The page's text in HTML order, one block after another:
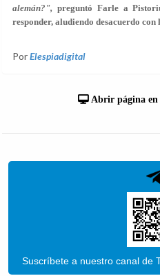
alemán?", preguntó Farle a
responder, aludiendo desacuerdo
PorElespiadigital
Abrir página en
Suscríbete a nuestro canal de